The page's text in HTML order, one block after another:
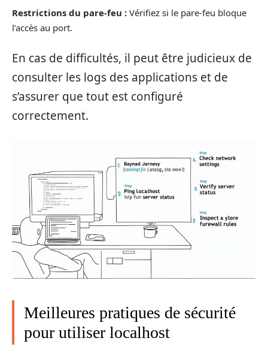
Restrictions du pare-feu : Vérifiez si le pare-feu bloque
l’accès au port.
En cas de difficultés, il peut être judicieux de
consulter les logs des applications et de
s’assurer que tout est configuré
correctement.
Meilleures pratiques de sécurité
pour utiliser localhost